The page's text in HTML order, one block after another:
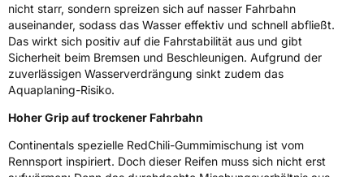
HerstellerkontaktContinental Reifen Deutschland GmbH
Continental-Plaza 1 30173 Hannover
Deutschland,
customerservice_tires@conti.de
nicht starr, sondern spreizen sich auf nasser Fahrbahn
auseinander, sodass das Wasser effektiv und schnell abfließt.
Das wirkt sich positiv auf die Fahrstabilität aus und gibt
Sicherheit beim Bremsen und Beschleunigen. Aufgrund der
zuverlässigen Wasserverdrängung sinkt zudem das
Aquaplaning-Risiko.
Hoher Grip auf trockener Fahrbahn
Continentals spezielle RedChili-Gummimischung ist vom
Rennsport inspiriert. Doch dieser Reifen muss sich nicht erst